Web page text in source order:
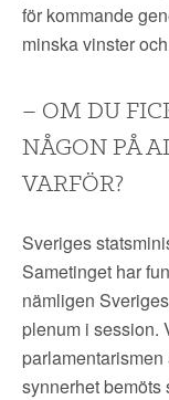
för kommande
minska vinster
– OM DU
NÅGON PÅ
VARFÖR?
Sveriges
Sametinget har
nämligen
plenum i session.
synnerhet bemöts